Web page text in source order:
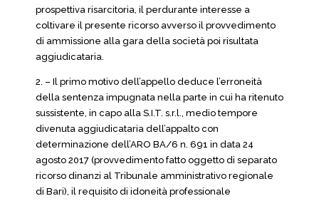
prospettiva risarcitoria, il perdurante interesse a
coltivare il presente ricorso avverso il provvedimento
di ammissione alla gara della società poi risultata
aggiudicataria.
2. – Il primo motivo dell’appello deduce l’erroneità
della sentenza impugnata nella parte in cui ha ritenuto
sussistente, in capo alla S.I.T. s.r.l., medio tempore
divenuta aggiudicataria dell’appalto con
determinazione dell’ARO BA/6 n. 691 in data 24
agosto 2017 (provvedimento fatto oggetto di separato
ricorso dinanzi al Tribunale amministrativo regionale
di Bari), il requisito di idoneità professionale